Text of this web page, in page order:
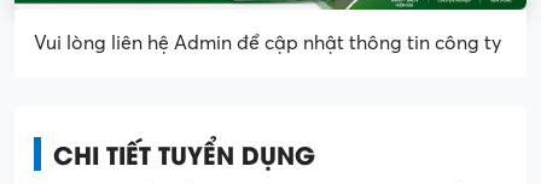
Vui lòng liên hệ Admin để cập nhật thông tin công ty
CHI TIẾT TUYỂN DỤNG